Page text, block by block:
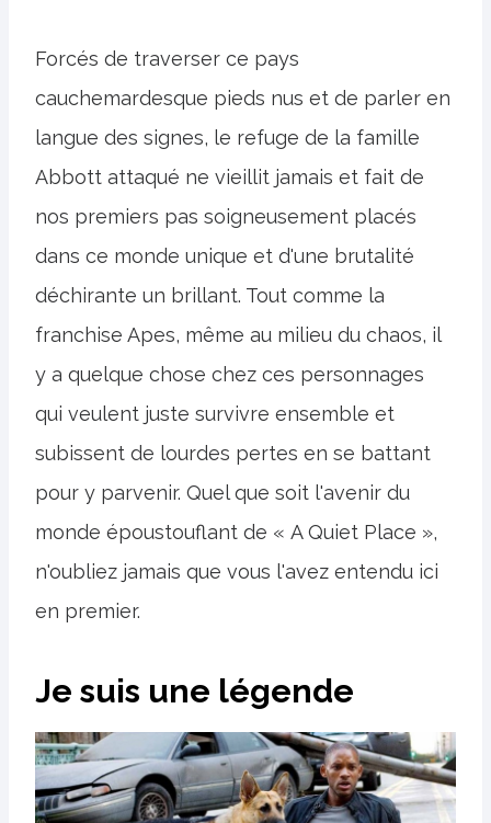
Forcés de traverser ce pays
cauchemardesque pieds nus et de parler en
langue des signes, le refuge de la famille
Abbott attaqué ne vieillit jamais et fait de
nos premiers pas soigneusement placés
dans ce monde unique et d'une brutalité
déchirante un brillant. Tout comme la
franchise Apes, même au milieu du chaos, il
y a quelque chose chez ces personnages
qui veulent juste survivre ensemble et
subissent de lourdes pertes en se battant
pour y parvenir. Quel que soit l'avenir du
monde époustouflant de « A Quiet Place »,
n'oubliez jamais que vous l'avez entendu ici
en premier.
Je suis une légende